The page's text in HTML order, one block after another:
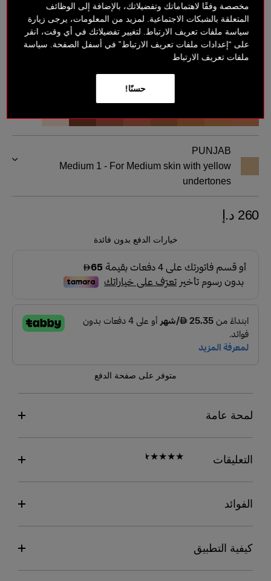
مخصصة وفقًا لاهتماماتك وتفضيلاتك، بالإضافة إلى الوظائف
المتعلقة بالشبكات الاجتماعية. لمزيد من المعلومات، يرجى زيارة
سياسة ملفات تعريف الارتباط. لتغيير تفضيلاتك في أي وقت، انقر
على “إعدادات ملفات تعريف الارتباط” في أسفل الصفحة. سياسة
ملفات تعريف الارتباط
حسنًا!
PUNJAB
Medium 1 - For Medium skin with yellow
undertones
260 د.إ
خيارات الدفع بدون فائدة
متوفر على صفحة الدفع
لمحة عامة
التعليقات
الفوائد
كيفية التطبيق